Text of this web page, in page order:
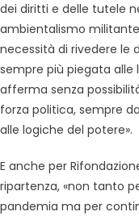
dei diritti e delle tutele
ambientalismo
necessità di rivedere le
sempre più piegata
afferma senza
forza politica, sempre
alle logiche del potere».
E anche per
ripartenza, «non tanto
pandemia ma per